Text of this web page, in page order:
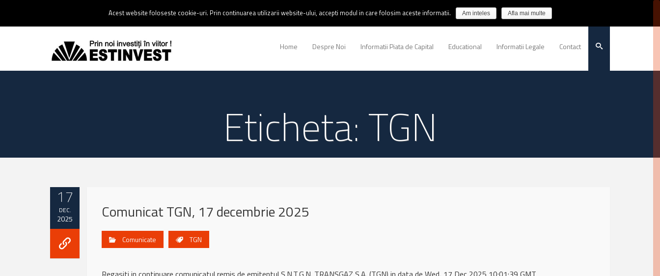
0237 238 900 |Email :contact@estinvest.ro
Home Despre Noi Informatii Piata de Capital Educational Informatii Legale Contact
Eticheta: TGN
17
DEC.
2025 Comunicat TGN, 17 decembrie 2025
Comunicate TGN
Acest website foloseste cookie-uri. Prin continuarea utilizarii website-ului, accepti modul in care folosim aceste informatii. Am inteles Afla mai multe